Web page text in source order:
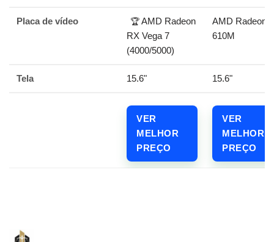
Placa de vídeo 🏆 AMD Radeon
RX Vega 7
(4000/5000)
AMD Radeon
610M
Tela 15.6" 15.6"
VER
MELHOR
PREÇO
VER
MELHOR
PREÇO